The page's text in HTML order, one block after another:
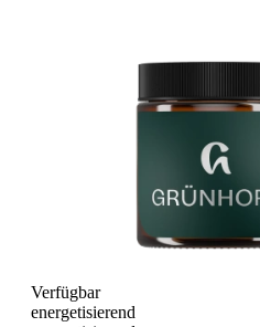
Verfügbar
energetisierend